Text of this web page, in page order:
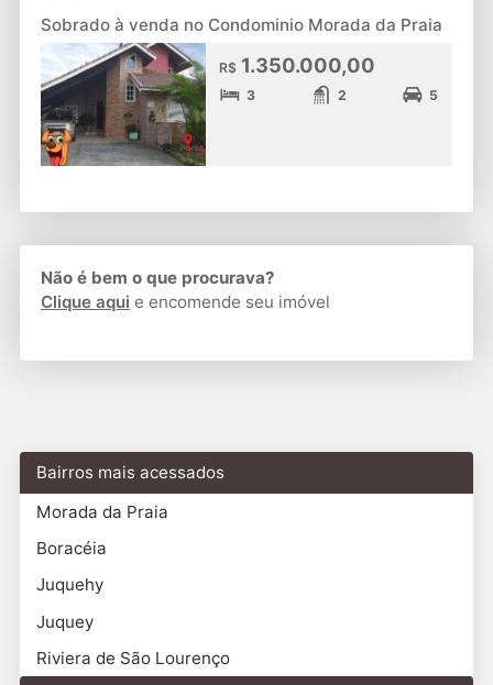
Sobrado à venda no Condominio Morada da Praia
R$1.350.000,00
3 2 5
Não é bem o que procurava?
Clique aqui e encomende seu imóvel
Bairros mais acessados
Morada da Praia
Boracéia
Juquehy
Juquey
Riviera de São Lourenço